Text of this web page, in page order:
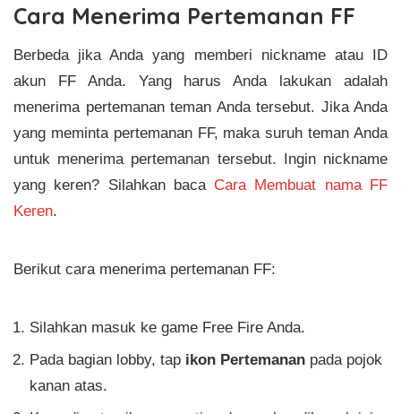
Cara Menerima Pertemanan FF
Berbeda jika Anda yang memberi nickname atau ID
akun FF Anda. Yang harus Anda lakukan adalah
menerima pertemanan teman Anda tersebut. Jika Anda
yang meminta pertemanan FF, maka suruh teman Anda
untuk menerima pertemanan tersebut. Ingin nickname
yang keren? Silahkan baca Cara Membuat nama FF
Keren.
Berikut cara menerima pertemanan FF:
Silahkan masuk ke game Free Fire Anda.
Pada bagian lobby, tap ikon Pertemanan pada pojok
kanan atas.